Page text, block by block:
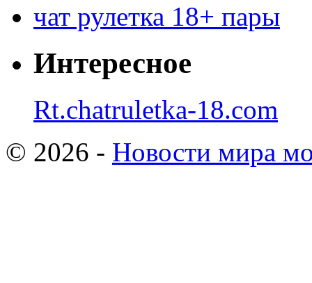
чат рулетка 18+ пары
Интересное
Rt.chatruletka-18.com
© 2026 - Новости мира